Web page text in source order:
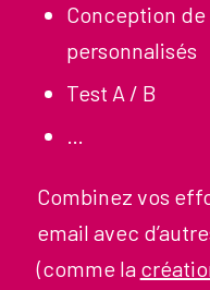
Conception de
personnalisés
Test A / B
…
Combinez vos
email avec
(comme la